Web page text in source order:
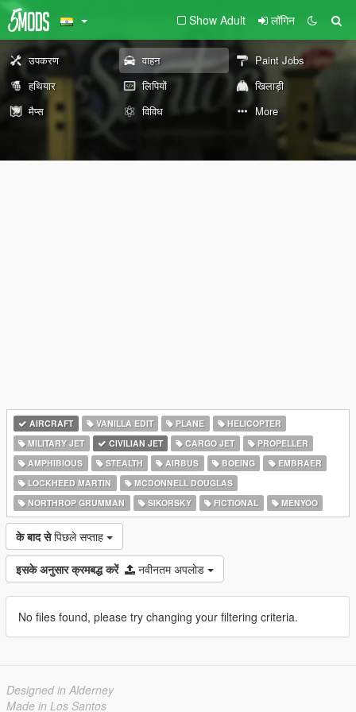
Show Adult लॉगिन
उपकरण वाहन
Paint Jobs
हथियार
लिपियों
खिलाड़ी
मैप्स
विविध More
AIRCRAFT VANILLA EDIT PLANE
HELICOPTER
MILITARY JET
CIVILIAN JET CARGO JET
PROPELLER
AMPHIBIOUS
STEALTH AIRBUS BOEING
EMBRAER
LOCKHEED MARTIN
MCDONNELL DOUGLAS
NORTHROP GRUMMAN
SIKORSKY FICTIONAL MENYOO
के बाद से पिछले सप्ताह
इसके अनुसार क्रमबद्ध करें नवीनतम अपलोड
No files found, please try changing your filtering criteria.
Designed in Alderney
Made in Los Santos